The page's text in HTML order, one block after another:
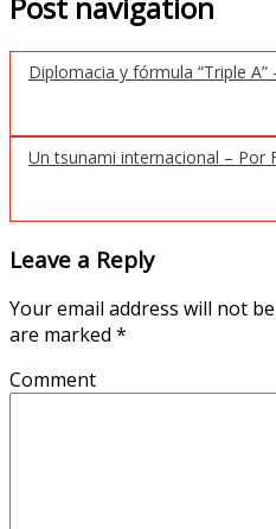
Diplomacia y fórmula “Triple A”
Un tsunami internacional – Por
Leave a Reply
Your email address will not
are marked *
Comment